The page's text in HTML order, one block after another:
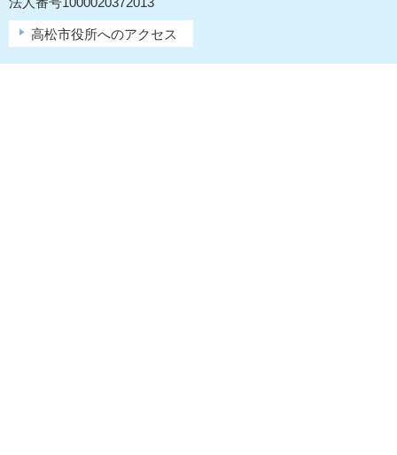
高松市役所へのアクセス